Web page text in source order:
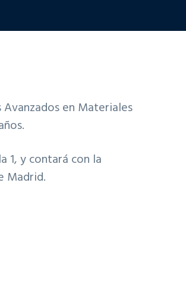
en Materiales
1, y contará con la
Madrid.